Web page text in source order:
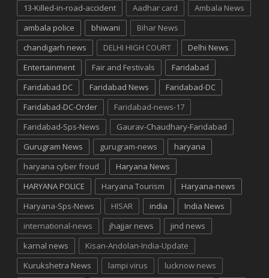
13-Killed-in-road-accident Aadhar card
Ambala News
ambala police
bhiwani
Bihar News
chandigarh news
DELHI HIGH COURT
Delhi News
Entertainment
Fair and Festivals
Faridabad
Faridabad DC
Faridabad News
Faridabad-DC
Faridabad-DC-Order
Faridabad-news-17
Faridabad-Sps-News
Gaurav-Chaudhary-Faridabad
Gurugram News
gurugram-news
haryana
haryana cyber froud
Haryana News
HARYANA POLICE
Haryana Tourism
Haryana-news
Haryana-Sps-News
HISAR india
India News
international-news
jhajjar news
jind news
karnal news
Kisan-Andolan-India-Update
Kurukshetra News
lampi virus lucknow news